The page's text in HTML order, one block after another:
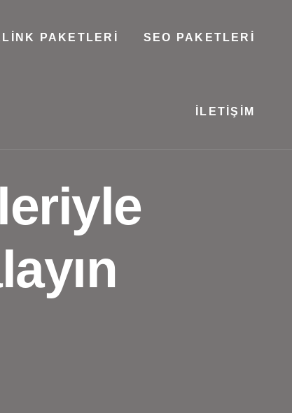
PAKETLERI SEO PAKETLERI
İLETIŞIM